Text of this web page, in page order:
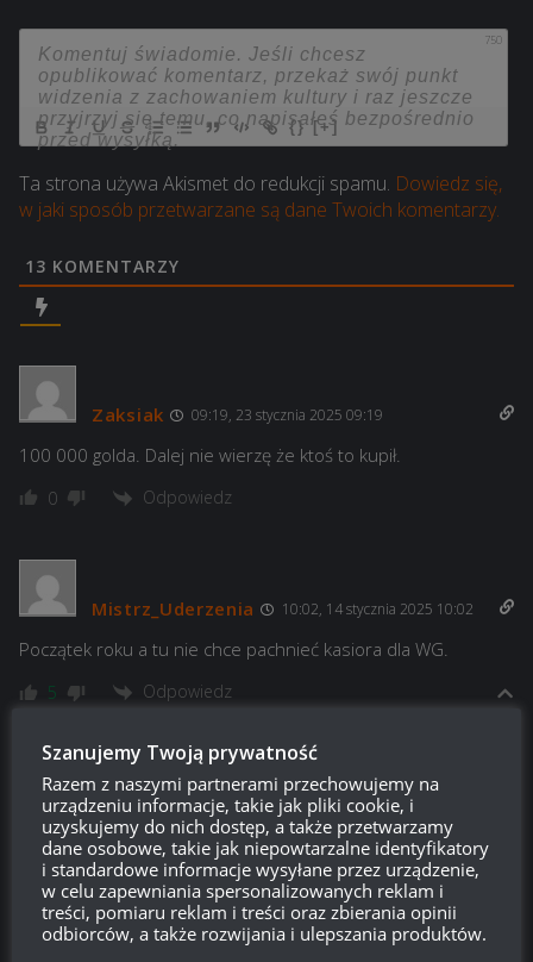
15×+50% do kredytów zdobywanych w bitwie na 1
godz.
Cena:367,79 zł.
bitwie na 1 godz.
25×+50% do kredytów zdobywanych w bitwie na 1
godz.
Cena:578,05 zł.
750
{} [+]
Ta strona używa Akismet do redukcji spamu. Dowiedz się,
w jaki sposób przetwarzane są dane Twoich komentarzy.
13 KOMENTARZY
Zaksiak 09:19, 23 stycznia 2025 09:19
100 000 golda. Dalej nie wierzę że ktoś to kupił.
0 Odpowiedz
Mistrz_Uderzenia 10:02, 14 stycznia 2025 10:02
Początek roku a tu nie chce pachnieć kasiora dla WG.
5 Odpowiedz
Copium w rosole
Reply to
Mistrz_Uderzenia
11:00, 15 stycznia 2025 11:00
Ale jak to firma chce zarobić?
Noway
To tak jakbyś miał pretensje, że firmy motoryzacyjne sprzedają
swoje auta.
-3 Odpowiedz
Szanujemy Twoją prywatność
Razem z naszymi partnerami przechowujemy na
urządzeniu informacje, takie jak pliki cookie, i
uzyskujemy do nich dostęp, a także przetwarzamy
dane osobowe, takie jak niepowtarzalne identyfikatory
i standardowe informacje wysyłane przez urządzenie,
w celu zapewniania spersonalizowanych reklam i
treści, pomiaru reklam i treści oraz zbierania opinii
odbiorców, a także rozwijania i ulepszania produktów.